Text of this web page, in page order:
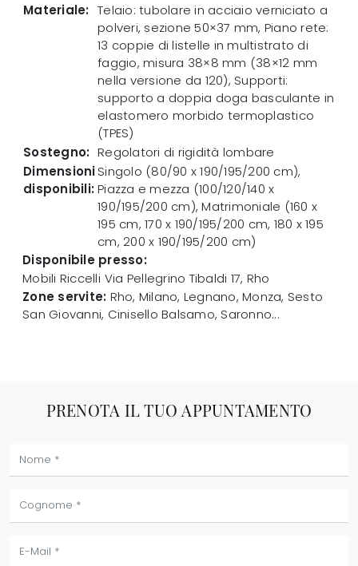
Materiale: Telaio: tubolare in acciaio verniciato a
polveri, sezione 50×37 mm, Piano rete:
13 coppie di listelle in multistrato di
faggio, misura 38×8 mm (38×12 mm
nella versione da 120), Supporti:
supporto a doppia doga basculante in
elastomero morbido termoplastico
(TPES)
Sostegno: Regolatori di rigidità lombare
Dimensioni
disponibili:
Singolo (80/90 x 190/195/200 cm),
Piazza e mezza (100/120/140 x
190/195/200 cm), Matrimoniale (160 x
195 cm, 170 x 190/195/200 cm, 180 x 195
cm, 200 x 190/195/200 cm)
Disponibile presso:
Mobili Riccelli Via Pellegrino Tibaldi 17, Rho
Zone servite: Rho, Milano, Legnano, Monza, Sesto
San Giovanni, Cinisello Balsamo, Saronno...
PRENOTA IL TUO APPUNTAMENTO